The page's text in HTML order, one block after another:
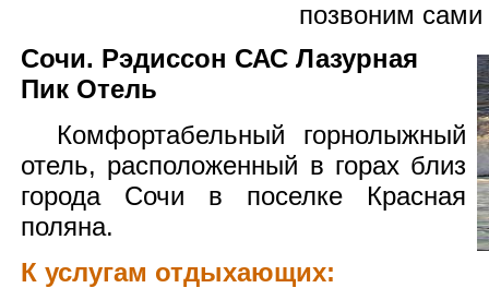
позвоним сами
Сочи. Рэдиссон САС Лазурная
Пик Отель
Комфортабельный горнолыжный
отель, расположенный в горах близ
города Сочи в поселке Красная
поляна.
К услугам отдыхающих: